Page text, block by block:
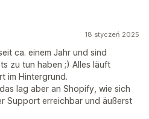
18 styczeń 2025
ca. einem Jahr und sind
zu tun haben ;) Alles läuft
im Hintergrund.
lag aber an Shopify, wie sich
Support erreichbar und äußerst